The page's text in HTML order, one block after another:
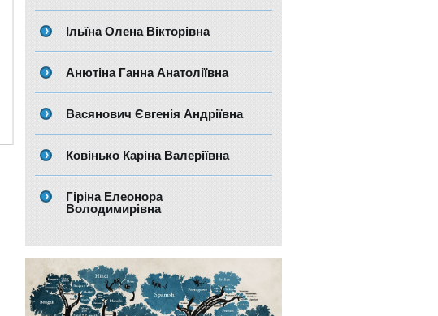
Ільїна Олена Вікторівна
Анютіна Ганна Анатоліївна
Васянович Євгенія Андріївна
Ковінько Каріна Валеріївна
Гіріна Елеонора
Володимирівна